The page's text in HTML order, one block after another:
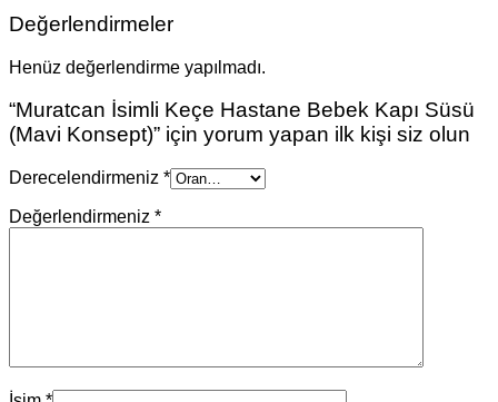
Değerlendirmeler
Henüz değerlendirme yapılmadı.
“Muratcan İsimli Keçe Hastane Bebek Kapı Süsü
(Mavi Konsept)” için yorum yapan ilk kişi siz olun
Derecelendirmeniz *
Değerlendirmeniz *